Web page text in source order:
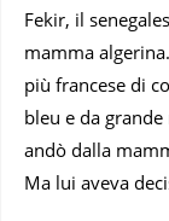
Fekir, il
mamma
più francese di
bleu e da
andò dalla
Ma lui aveva